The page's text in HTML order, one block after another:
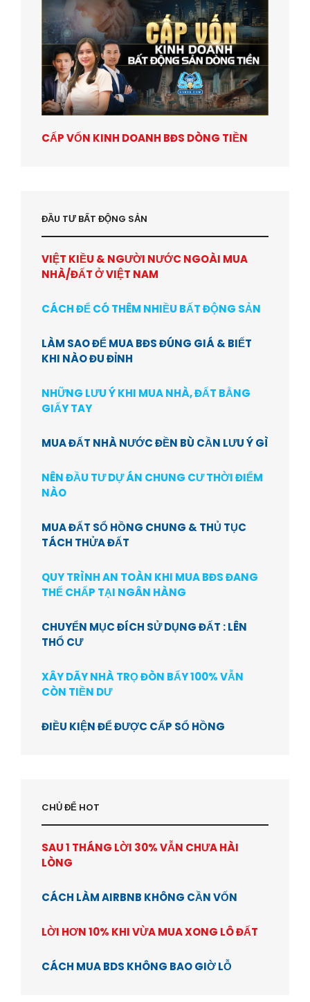
CẤP VỐN KINH DOANH BĐS DÒNG TIỀN
ĐẦU TƯ BẤT ĐỘNG SẢN
VIỆT KIỀU & NGƯỜI NƯỚC NGOÀI MUA
NHÀ/ĐẤT Ở VIỆT NAM
CÁCH ĐỂ CÓ THÊM NHIỀU BẤT ĐỘNG SẢN
LÀM SAO ĐỂ MUA BĐS ĐÚNG GIÁ & BIẾT
KHI NÀO ĐU ĐỈNH
NHỮNG LƯU Ý KHI MUA NHÀ, ĐẤT BẰNG
GIẤY TAY
MUA ĐẤT NHÀ NƯỚC ĐỀN BÙ CẦN LƯU Ý GÌ
NÊN ĐẦU TƯ DỰ ÁN CHUNG CƯ THỜI ĐIỂM
NÀO
MUA ĐẤT SỔ HỒNG CHUNG & THỦ TỤC
TÁCH THỬA ĐẤT
QUY TRÌNH AN TOÀN KHI MUA BĐS ĐANG
THẾ CHẤP TẠI NGÂN HÀNG
CHUYỂN MỤC ĐÍCH SỬ DỤNG ĐẤT : LÊN
THỔ CƯ
XÂY DÃY NHÀ TRỌ ĐÒN BẨY 100% VẪN
CÒN TIỀN DƯ
ĐIỀU KIỆN ĐỂ ĐƯỢC CẤP SỔ HỒNG
CHỦ ĐỂ HOT
SAU 1 THÁNG LỜI 30% VẪN CHƯA HÀI
LÒNG
CÁCH LÀM AIRBNB KHÔNG CẦN VỐN
LỜI HƠN 10% KHI VỪA MUA XONG LÔ ĐẤT
CÁCH MUA BDS KHÔNG BAO GIỜ LỖ